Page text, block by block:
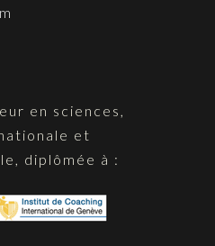
en sciences,
et
diplômée à :